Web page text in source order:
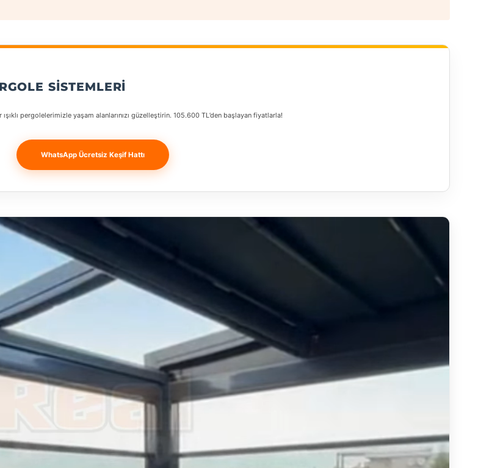
SISTEMLERI
pergolelerimizle yaşam alanlarınızı güzelleştirin. 105.600 TL’den başlayan fiyatlarla!
WhatsApp Ücretsiz Keşif Hattı